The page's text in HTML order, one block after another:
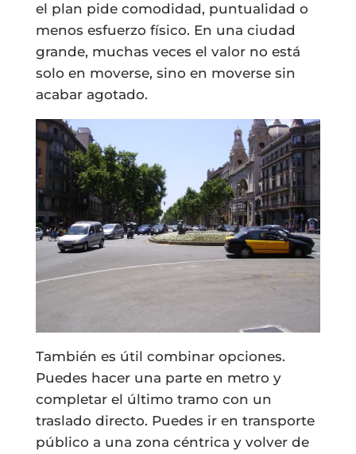
el plan pide comodidad, puntualidad o
menos esfuerzo físico. En una ciudad
grande, muchas veces el valor no está
solo en moverse, sino en moverse sin
acabar agotado.
También es útil combinar opciones.
Puedes hacer una parte en metro y
completar el último tramo con un
traslado directo. Puedes ir en transporte
público a una zona céntrica y volver de